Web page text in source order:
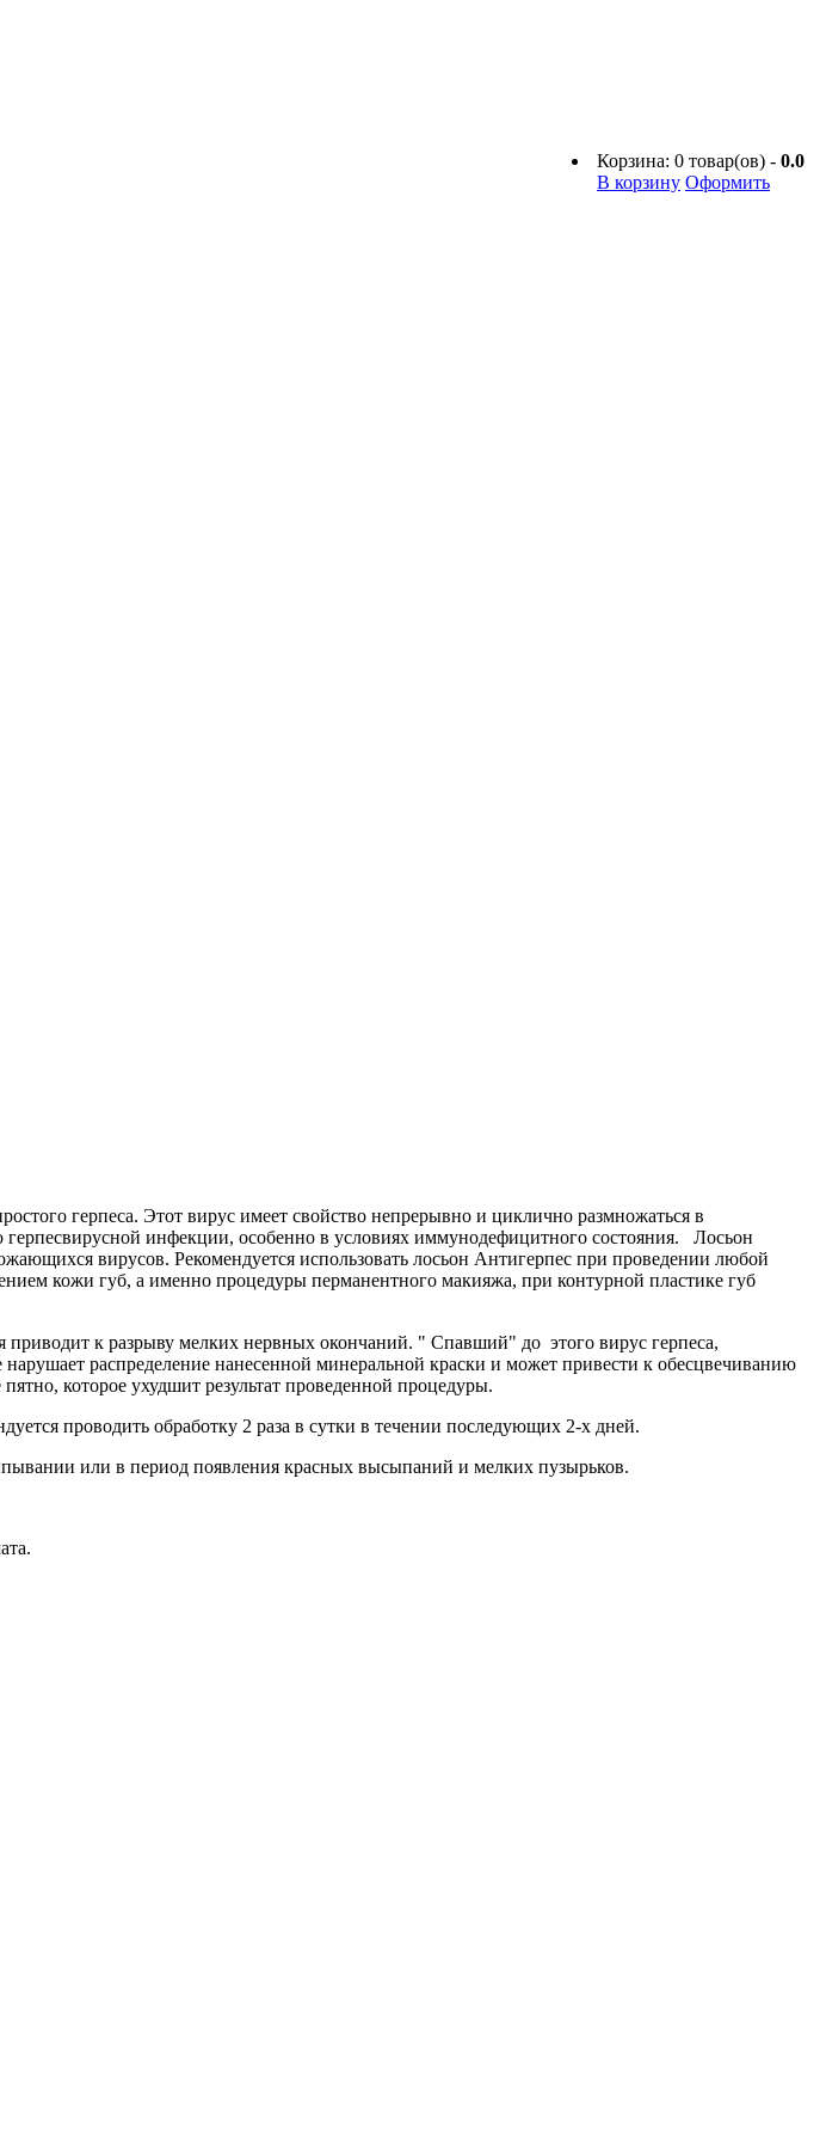
Корзина: 0 товар(ов) - 0.0
В корзину Оформить
герпеса. Этот вирус имеет свойство непрерывно и циклично размножаться в
инфекции, особенно в условиях иммунодефицитного состояния. Лосьон
вирусов. Рекомендуется использовать лосьон Антигерпес при проведении любой
кожи губ, а именно процедуры перманентного макияжа, при контурной пластике губ
к разрыву мелких нервных окончаний. " Спавший" до этого вирус герпеса,
распределение нанесенной минеральной краски и может привести к обесцвечиванию
которое ухудшит результат проведенной процедуры.
проводить обработку 2 раза в сутки в течении последующих 2-х дней.
или в период появления красных высыпаний и мелких пузырьков.